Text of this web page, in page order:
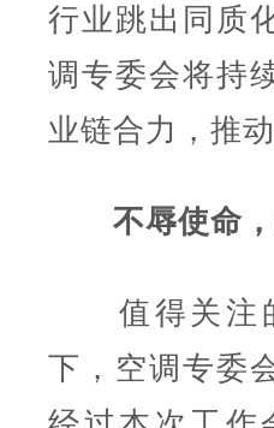
行业跳出同质
调专委会将持
业链合力，推
不辱使命
值得关注的
下，空调专委